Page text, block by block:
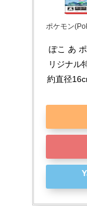
ポケモン
ぽこ あ
リジナル
約直径